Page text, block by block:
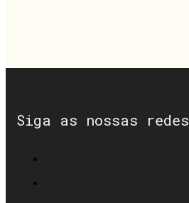
Siga as nossas redes